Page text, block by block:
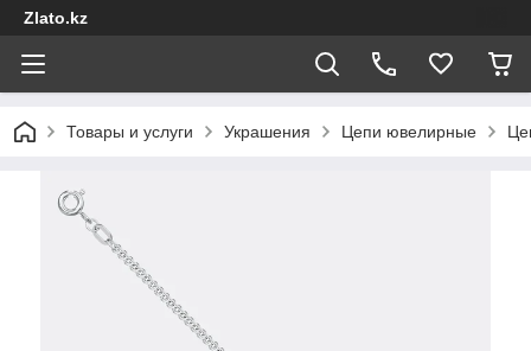
Zlato.kz
Товары и услуги Украшения Цепи ювелирные